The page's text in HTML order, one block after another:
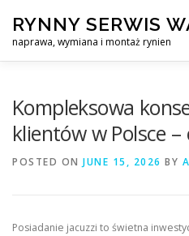
content
RYNNY SERWIS
naprawa, wymiana i montaż rynien
Kompleksowa
klientów w Polsce –
POSTED ON JUNE 15, 2026 BY
Posiadanie jacuzzi to świetna